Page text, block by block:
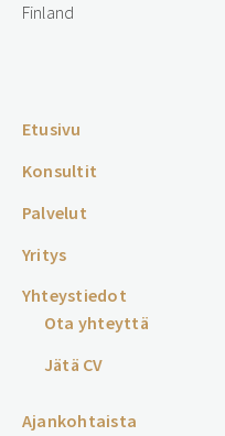
Finland
Etusivu
Konsultit
Palvelut
Yritys
Yhteystiedot
Ota yhteyttä
Jätä CV
Ajankohtaista